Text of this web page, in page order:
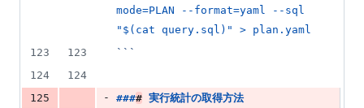
mode=PLAN --format=yaml --sql
"$(cat query.sql)" > plan.yaml
123
123
```
124
124
125
- #### 実行統計の取得方法